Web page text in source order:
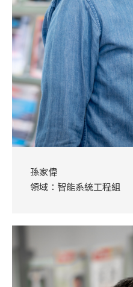
孫家偉
領域：智能系統工程組